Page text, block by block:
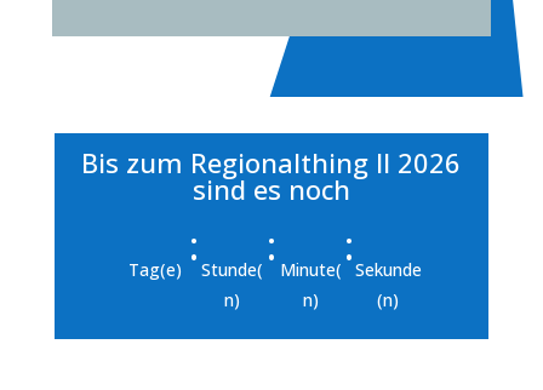
Bis zum Regionalthing II 2026
sind es noch
Tag(e) : Stunde(
n)
: Minute(
n)
:Sekunde
(n)